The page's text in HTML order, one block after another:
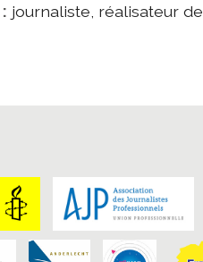
journaliste, réalisateur de